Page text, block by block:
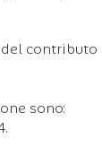
sono: